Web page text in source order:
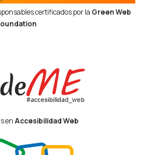
certificados por la Green Web
enAccesibilidad Web